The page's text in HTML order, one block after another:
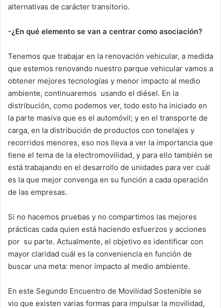
alternativas de carácter transitorio.
-¿En qué elemento se van a centrar como asociación?
Tenemos que trabajar en la renovación vehicular, a medida
que estemos renovando nuestro parque vehicular vamos a
obtener mejores tecnologías y menor impacto al medio
ambiente, continuaremos usando el diésel. En la
distribución, como podemos ver, todo esto ha iniciado en
la parte masiva que es el automóvil; y en el transporte de
carga, en la distribución de productos con tonelajes y
recorridos menores, eso nos lleva a ver la importancia que
tiene el tema de la electromovilidad, y para ello también se
está trabajando en el desarrollo de unidades para ver cuál
es la que mejor convenga en su función a cada operación
de las empresas.
Si no hacemos pruebas y no compartimos las mejores
prácticas cada quien está haciendo esfuerzos y acciones
por su parte. Actualmente, el objetivo es identificar con
mayor claridad cuál es la conveniencia en función de
buscar una meta: menor impacto al medio ambiente.
En este Segundo Encuentro de Movilidad Sostenible se
vio que existen varias formas para impulsar la movilidad,